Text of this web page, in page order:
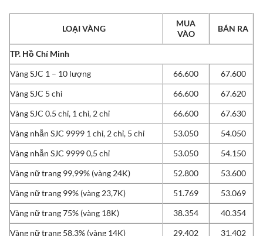
LOẠI VÀNG
MUA
VÀO
BÁN RA
TP. Hồ Chí Minh
Vàng SJC 1 – 10 lượng
66.600
67.600
Vàng SJC 5 chỉ
66.600
67.620
Vàng SJC 0.5 chỉ, 1 chỉ, 2 chỉ
66.600
67.630
Vàng nhẫn SJC 9999 1 chỉ, 2 chỉ, 5 chỉ
53.050
54.050
Vàng nhẫn SJC 9999 0,5 chỉ
53.050
54.150
Vàng nữ trang 99,99% (vàng 24K)
52.800
53.600
Vàng nữ trang 99% (vàng 23,7K)
51.769
53.069
Vàng nữ trang 75% (vàng 18K)
38.354
40.354
Vàng nữ trang 58,3% (vàng 14K)
29.402 31.402